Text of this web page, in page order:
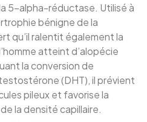
5-alpha-réductase. Utilisé à
bénigne de la
qu’il ralentit également la
atteint d’alopécie
la conversion de
(DHT), il prévient
pileux et favorise la
la densité capillaire.